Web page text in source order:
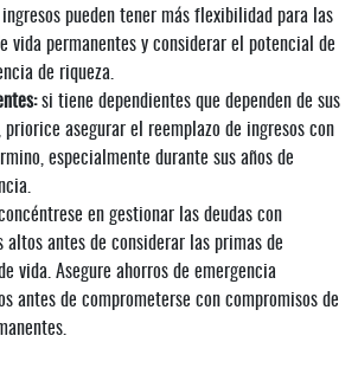
ingresos pueden tener más flexibilidad para las
vida permanentes y considerar el potencial de
de riqueza.
si tiene dependientes que dependen de sus
priorice asegurar el reemplazo de ingresos con
especialmente durante sus años de
en gestionar las deudas con
altos antes de considerar las primas de
vida. Asegure ahorros de emergencia
antes de comprometerse con compromisos de